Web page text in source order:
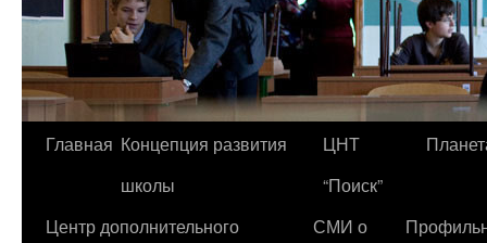
Перейти
содержимому
Главная Концепция развития
школы
ЦНТ
“Поиск”
Центр дополнительного
СМИ о